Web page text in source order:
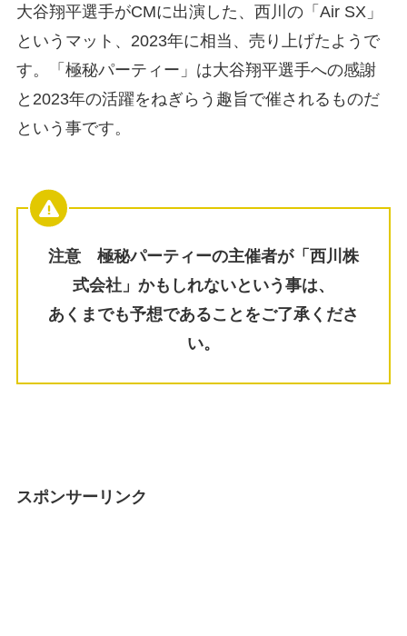
大谷翔平選手がCMに出演した、西川の「Air SX」
というマット、2023年に相当、売り上げたようで
す。「極秘パーティー」は大谷翔平選手への感謝
と2023年の活躍をねぎらう趣旨で催されるものだ
という事です。
注意 極秘パーティーの主催者が「 西川株
式会社 」かもしれないという事は、
あくまでも予想であることをご了承くださ
い。
スポンサーリンク